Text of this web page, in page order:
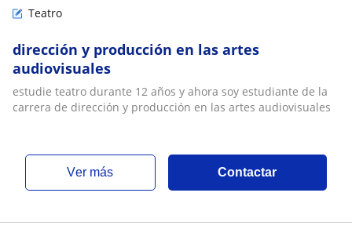
Teatro
dirección y producción en las artes
audiovisuales
estudie teatro durante 12 años y ahora soy estudiante de la
carrera de dirección y producción en las artes audiovisuales
ver más Contactar